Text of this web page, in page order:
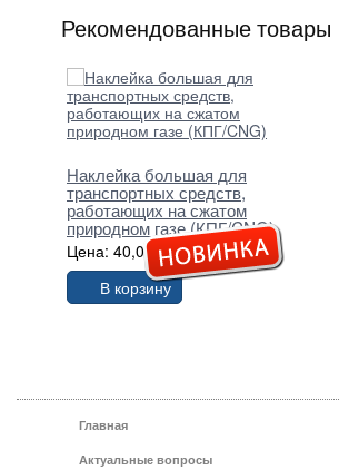
Рекомендованные товары
Наклейка большая для
транспортных средств,
работающих на сжатом
природном газе (КПГ/CNG)
Цена: 40,00 грн.
В корзину
Главная
Актуальные вопросы